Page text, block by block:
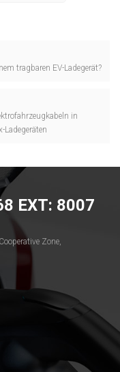
tragbaren EV-Ladegerät?
in
Ladegeräten
EXT: 8007
Zone,